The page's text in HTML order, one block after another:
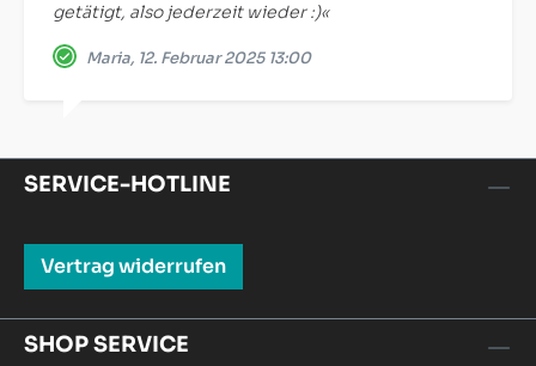
getätigt, also jederzeit wieder :)«
Maria, 12. Februar 2025 13:00
SERVICE-HOTLINE
Vertrag widerrufen
SHOP SERVICE